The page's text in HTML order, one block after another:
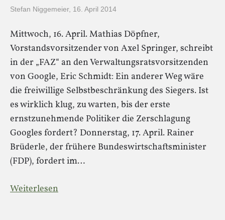
Stefan Niggemeier, 16. April 2014
Mittwoch, 16. April. Mathias Döpfner,
Vorstandsvorsitzender von Axel Springer, schreibt
in der „FAZ“ an den Verwaltungsratsvorsitzenden
von Google, Eric Schmidt: Ein anderer Weg wäre
die freiwillige Selbstbeschränkung des Siegers. Ist
es wirklich klug, zu warten, bis der erste
ernstzunehmende Politiker die Zerschlagung
Googles fordert? Donnerstag, 17. April. Rainer
Brüderle, der frühere Bundeswirtschaftsminister
(FDP), fordert im…
Weiterlesen